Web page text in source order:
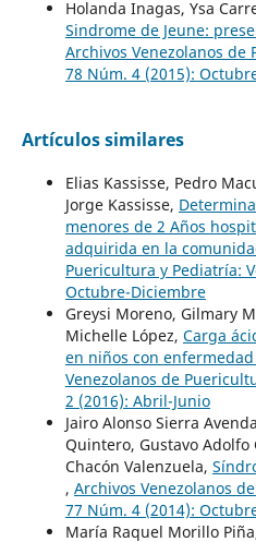
Holanda Inagas, Ysa
Sindrome de Jeune:
Archivos Venezolanos de
78 Núm. 4 (2015):
Artículos similares
Elias Kassisse, Pedro
Jorge Kassisse,
menores de 2 Años
adquirida en la
Puericultura y Pediatría:
Octubre-Diciembre
Greysi Moreno, Gilmary
Michelle López, Carga
en niños con
Venezolanos de
2 (2016): Abril-Junio
Jairo Alonso Sierra
Quintero, Gustavo Adolfo
Chacón Valenzuela,
, Archivos Venezolanos
77 Núm. 4 (2014):
María Raquel Morillo